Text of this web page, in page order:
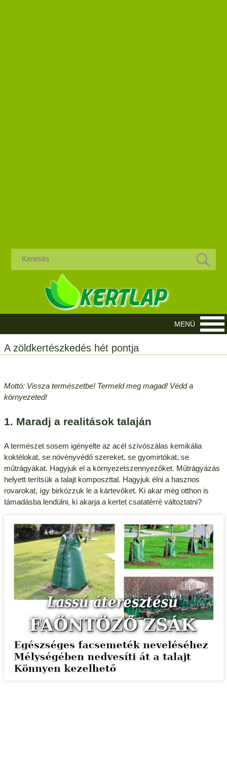
A zöldkertészkedés hét pontja
Mottó: Vissza természetbe! Termeld meg magad! Védd a
környezeted!
1. Maradj a realitások talaján
A természet sosem igényelte az acél szívószálas kemikália
koktélokat, se növényvédő szereket, se gyomirtókat, se
műtrágyákat. Hagyjuk el a környezetszennyezőket. Műtrágyázás
helyett terítsük a talajt komposzttal. Hagyjuk élni a hasznos
rovarokat, így birkózzuk le a kártevőket. Ki akar még otthon is
támadásba lendülni, ki akarja a kertet csatatérré változtatni?